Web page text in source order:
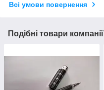
Всі умови повернення
Подібні товари компанії